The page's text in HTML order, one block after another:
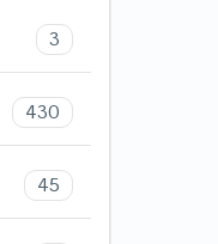
3
430
45